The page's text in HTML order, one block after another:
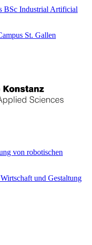
BSc Industrial Artificial
St. Gallen
von robotischen
und Gestaltung